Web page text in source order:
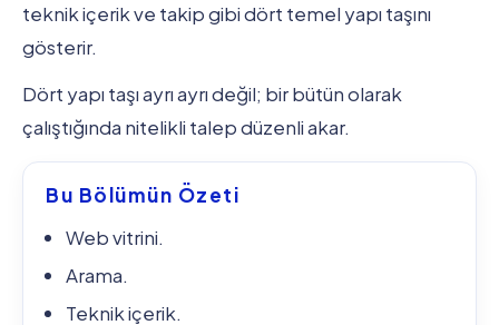
teknik içerik ve takip gibi dört temel yapı taşını
gösterir.
Dört yapı taşı ayrı ayrı değil; bir bütün olarak
çalıştığında nitelikli talep düzenli akar.
Bu Bölümün Özeti
Web vitrini.
Arama.
Teknik içerik.